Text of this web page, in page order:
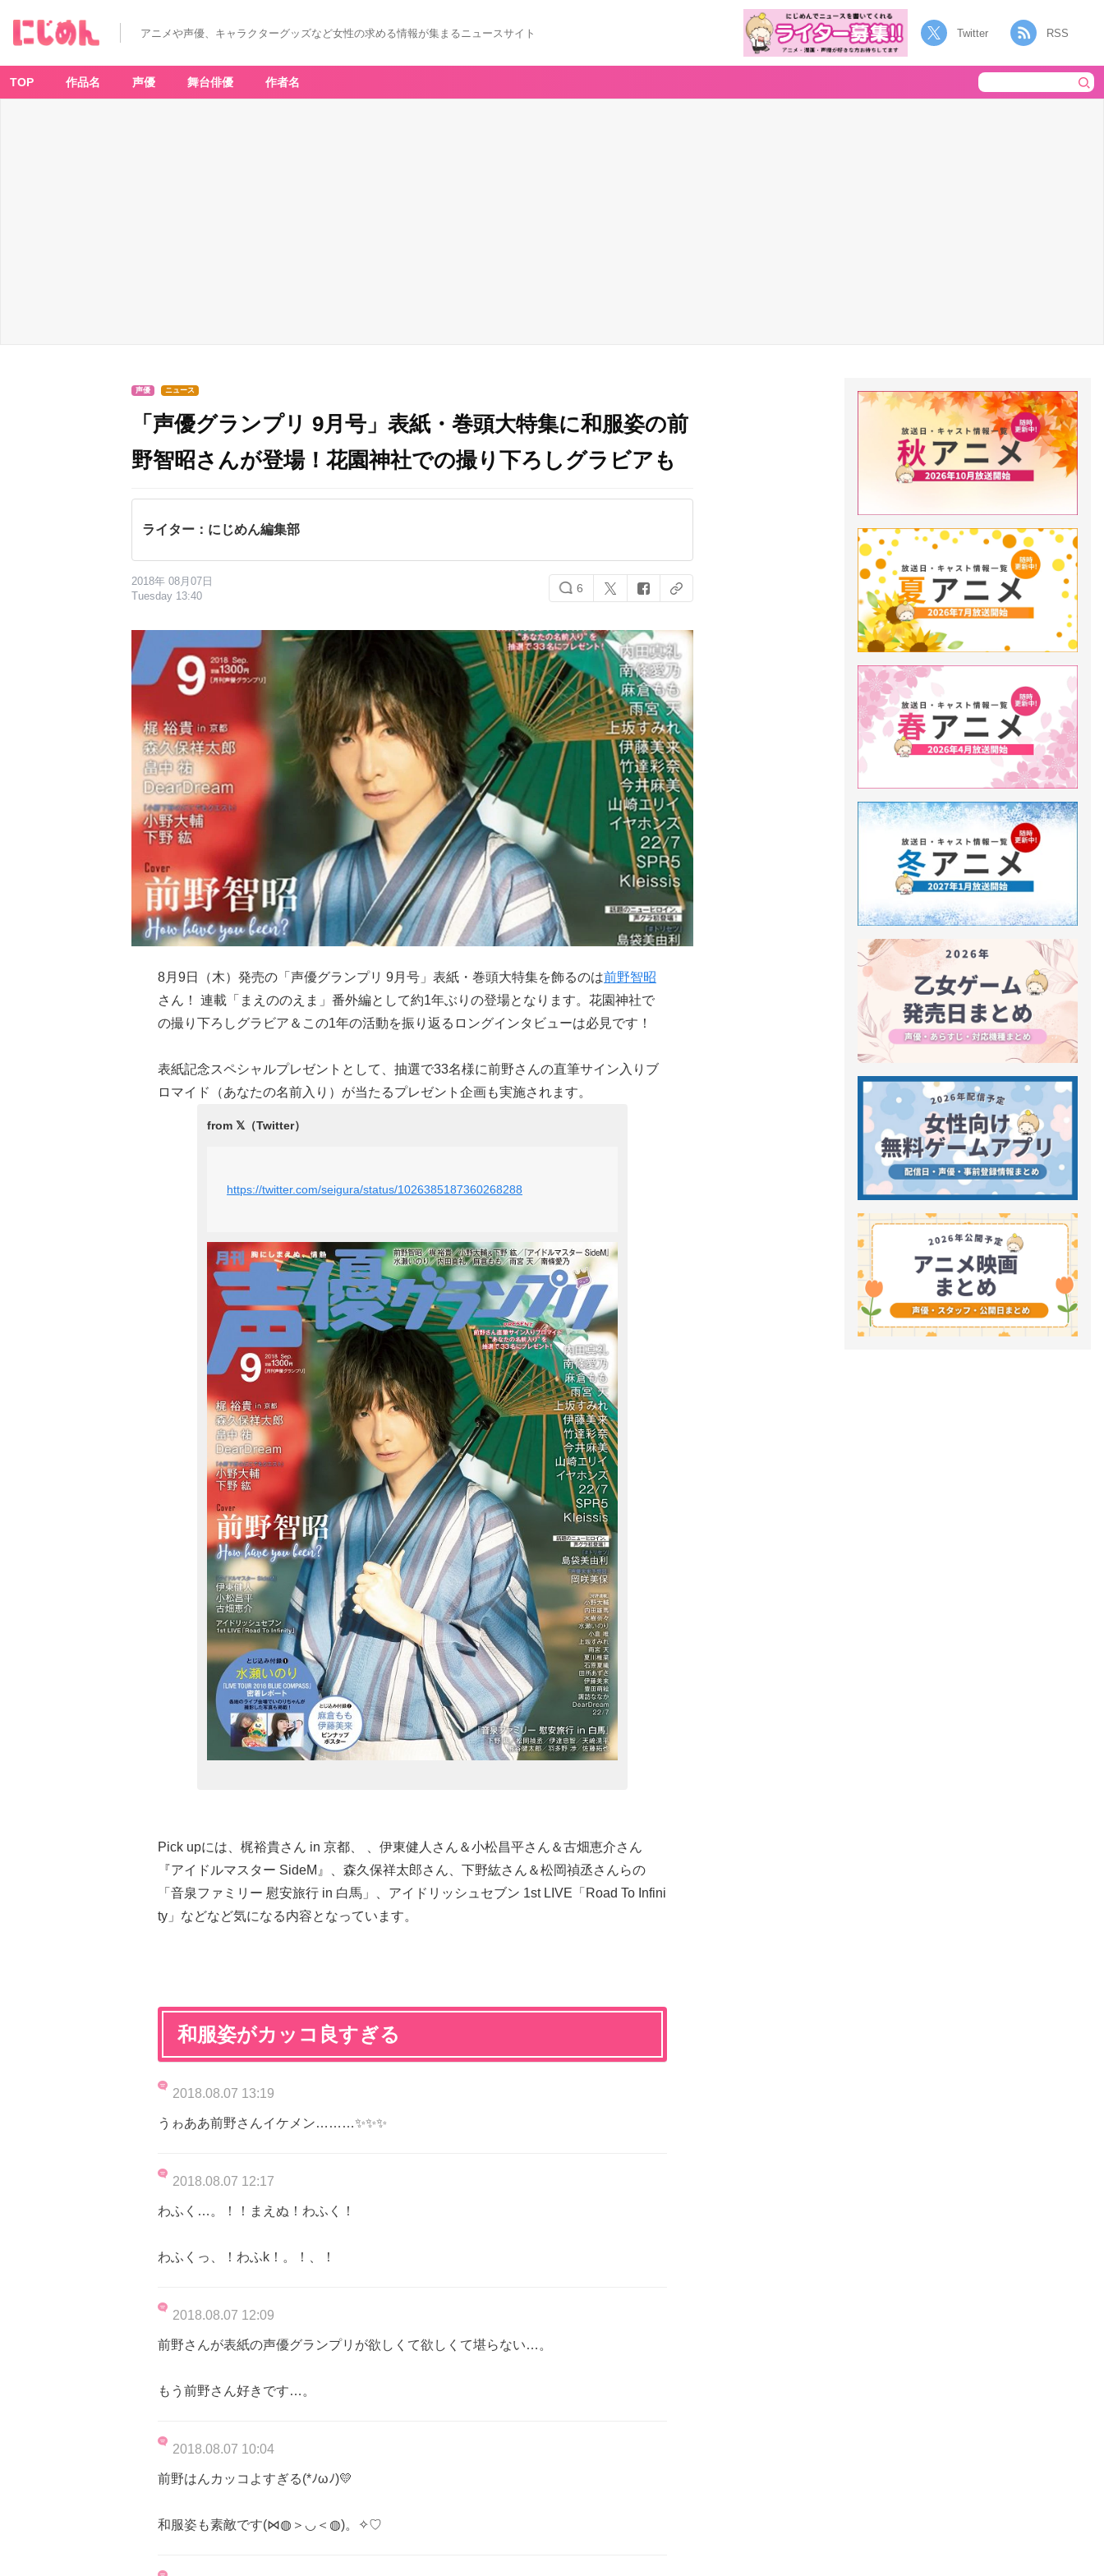
アニメや声優、キャラクターグッズなど女性の求める情報が集まるニュースサイト Twitter RSS
TOP 作品名 声優 舞台俳優 作者名
声優 ニュース
「声優グランプリ 9月号」表紙・巻頭大特集に和服姿の前
野智昭さんが登場！花園神社での撮り下ろしグラビアも
ライター：にじめん編集部
2018年 08月07日
Tuesday 13:40
6
8月9日（木）発売の「声優グランプリ 9月号」表紙・巻頭大特集を飾るのは前野智昭
さん！ 連載「まえののえま」番外編として約1年ぶりの登場となります。花園神社で
の撮り下ろしグラビア＆この1年の活動を振り返るロングインタビューは必見です！
表紙記念スペシャルプレゼントとして、抽選で33名様に前野さんの直筆サイン入りブ
ロマイド（あなたの名前入り）が当たるプレゼント企画も実施されます。
https://twitter.com/seigura/status/1026385187360268288
Pick upには、梶裕貴さん in 京都、 、伊東健人さん＆小松昌平さん＆古畑恵介さん
『アイドルマスター SideM』、森久保祥太郎さん、下野紘さん＆松岡禎丞さんらの
「音泉ファミリー 慰安旅行 in 白馬」、アイドリッシュセブン 1st LIVE「Road To Infini
ty」などなど気になる内容となっています。
和服姿がカッコ良すぎる
2018.08.07 13:19
うゎああ前野さんイケメン………✨✨✨
2018.08.07 12:17
わふく…。！！まえぬ！わふく！
わふくっ、！わふk！。！、！
2018.08.07 12:09
前野さんが表紙の声優グランプリが欲しくて欲しくて堪らない…。
もう前野さん好きです…。
2018.08.07 10:04
前野はんカッコよすぎる(*ﾉωﾉ)💛
和服姿も素敵です(⋈◍＞◡＜◍)。✧♡